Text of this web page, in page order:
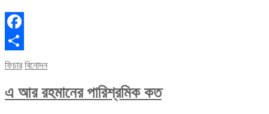
Facebook
Share
ফিচার বিনোদন
এ আর রহমানের পারিশ্রমিক কত